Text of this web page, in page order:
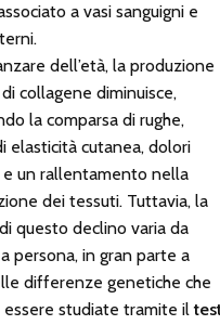
a vasi sanguigni e
dell’età, la produzione
collagene diminuisce,
la comparsa di rughe,
elasticità cutanea, dolori
e un rallentamento nella
dei tessuti. Tuttavia, la
questo declino varia da
persona, in gran parte a
differenze genetiche che
essere studiate tramite il